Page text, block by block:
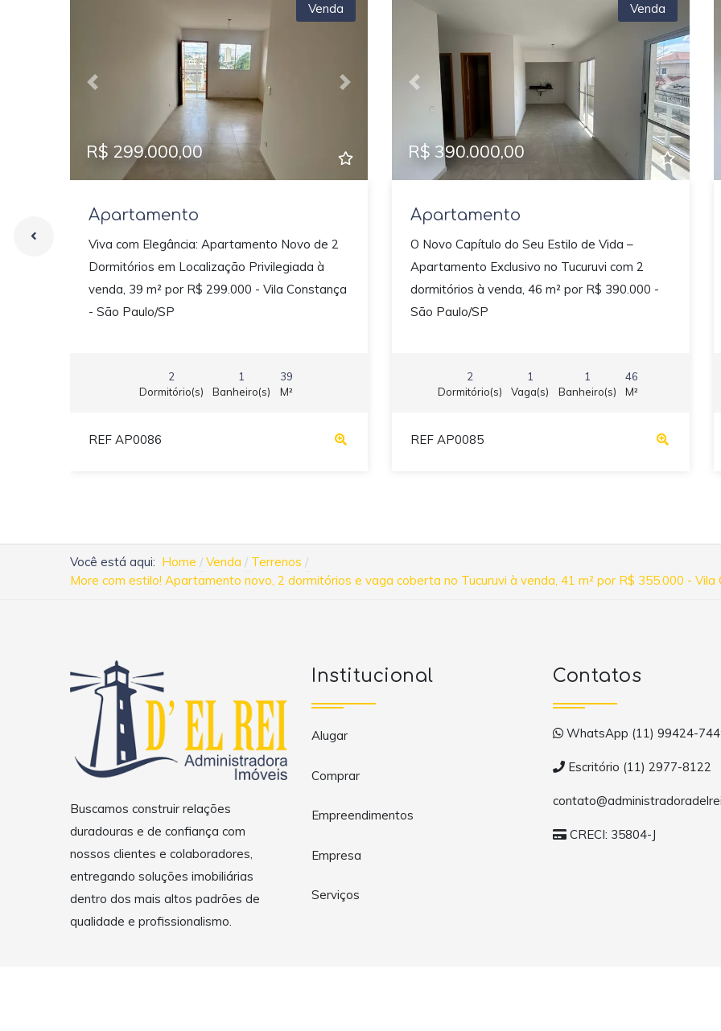
Previous Next
Venda
R$ 299.000,00
Apartamento
Viva com Elegância: Apartamento Novo de 2
Dormitórios em Localização Privilegiada à
venda, 39 m² por R$ 299.000 - Vila Constança
- São Paulo/SP
2
Dormitório(s)
1
Banheiro(s)
39
M²
REF AP0086
Previous Next
Venda
R$ 390.000,00
Apartamento
O Novo Capítulo do Seu Estilo de Vida –
Apartamento Exclusivo no Tucuruvi com 2
dormitórios à venda, 46 m² por R$ 390.000 -
São Paulo/SP
2
Dormitório(s)
1
Vaga(s)
1
Banheiro(s)
46
M²
REF AP0085
Você está aqui: Home Venda
Terrenos
More com estilo! Apartamento novo, 2 dormitórios e vaga coberta no Tucuruvi à venda, 41 m² por R$ 355.000 -
Buscamos construir relações
duradouras e de confiança com
nossos clientes e colaboradores,
entregando soluções imobiliárias
dentro dos mais altos padrões de
qualidade e profissionalismo.
Institucional
Alugar
Comprar
Empreendimentos
Empresa
Serviços
Contatos
WhatsApp (11) 99424-
Escritório (11) 2977-8122
CRECI: 35804-J